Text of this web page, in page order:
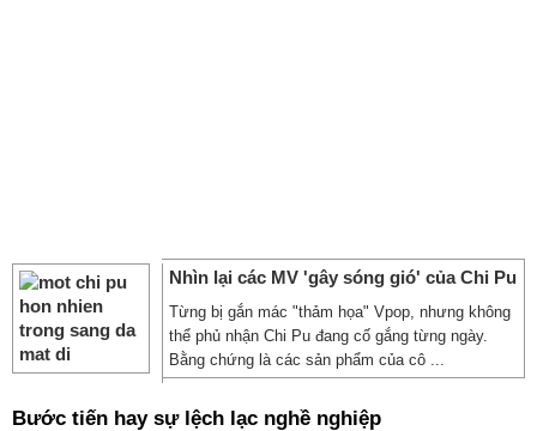
Nhìn lại các MV 'gây sóng gió' của Chi Pu
Từng bị gắn mác "thảm họa" Vpop, nhưng không
thể phủ nhận Chi Pu đang cố gắng từng ngày.
Bằng chứng là các sản phẩm của cô ...
Bước tiến hay sự lệch lạc nghề nghiệp